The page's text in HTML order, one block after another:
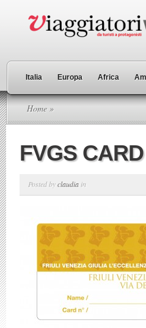
Italia Europa Africa
Home »
FVGS CARD
Posted byclaudia in